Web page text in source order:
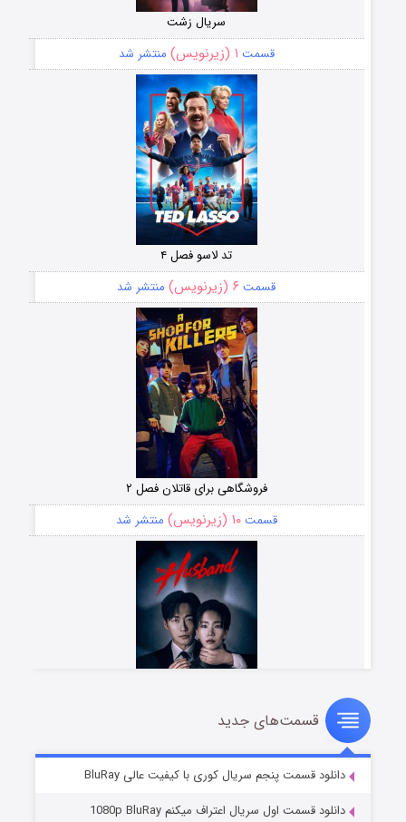
سریال زشت
قسمت ۱ (زیرنویس) منتشر شد
تد لاسو فصل ۴
قسمت ۶ (زیرنویس) منتشر شد
فروشگاهی برای قاتلان فصل ۲
قسمت۱۰ (زیرنویس) منتشر شد
قسمت۸ (زیرنویس) منتشر شد
قسمت‌های جدید
دانلود قسمت پنجم سریال کوری با کیفیت عالی BluRay
دانلود قسمت اول سریال اعتراف میکنم 1080p BluRay